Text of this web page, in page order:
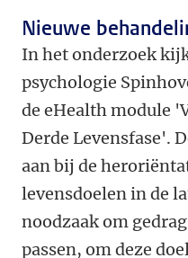
Nieuwe
In het onderzoek
psychologie
de eHealth module
Derde Levensfase'.
aan bij de
levensdoelen in de
noodzaak om
passen, om deze